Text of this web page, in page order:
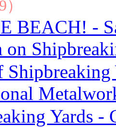
BEACH! -
on
Yards -